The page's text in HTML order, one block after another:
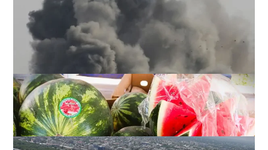
Шість постраждалих: ворог атакував транспортну
інфраструктуру Одеської області (ОНОВЛЕНО)
0
03.08.2026
ВИБІР РЕДАКЦІЇ